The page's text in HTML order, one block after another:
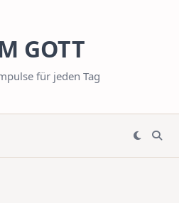
GOTT
für jeden Tag